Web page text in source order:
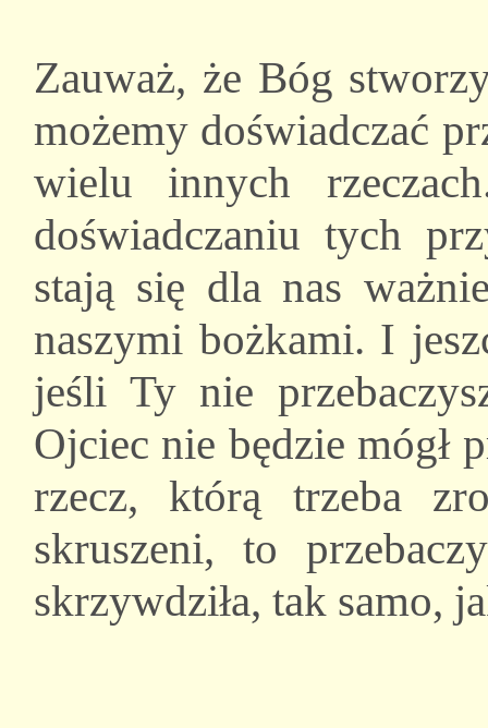
Zauważ, że Bóg
możemy doświadczać
wielu innych
doświadczaniu tych
stają się dla nas
naszymi bożkami. I
jeśli Ty nie
Ojciec nie będzie mógł
rzecz, którą trzeba
skruszeni, to
skrzywdziła, tak samo,